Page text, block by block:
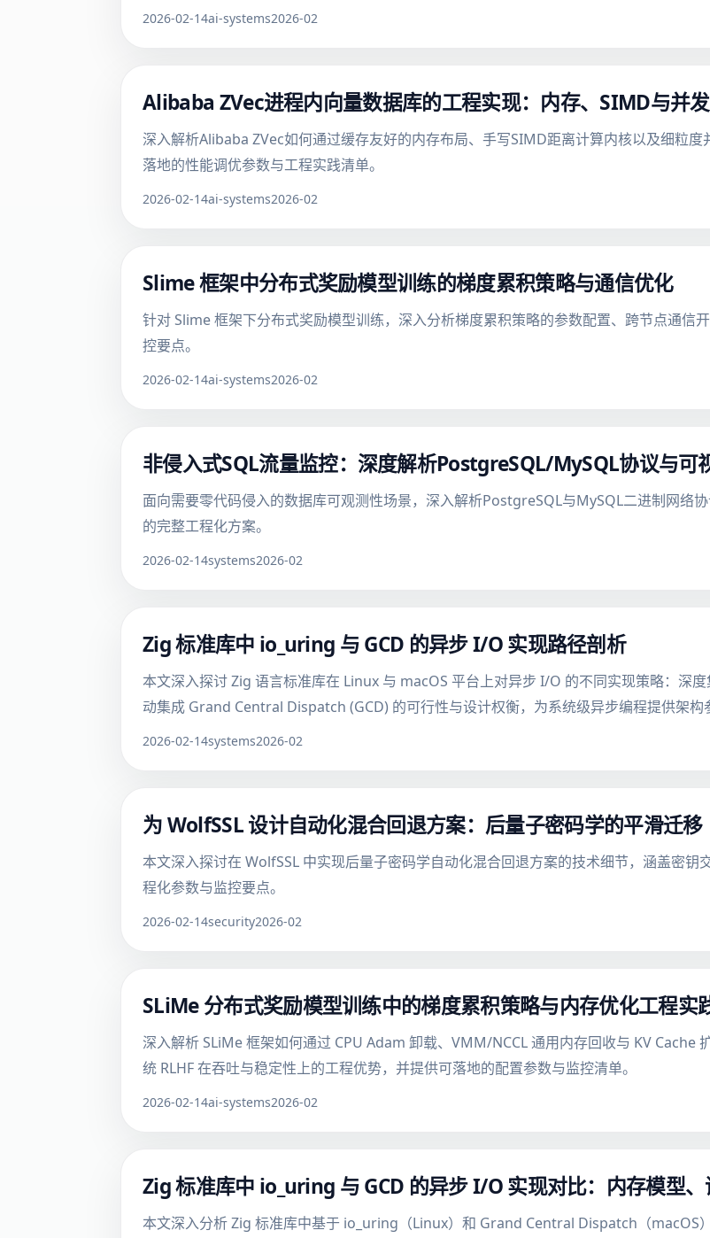
2026-02-14ai-systems2026-02
Alibaba ZVec进程内向量数据库的工程实现：内存、SIMD与并发
深入解析Alibaba ZVec如何通过缓存友好的内存布局、手写SIMD距离计算内核以及细粒
落地的性能调优参数与工程实践清单。
2026-02-14ai-systems2026-02
Slime 框架中分布式奖励模型训练的梯度累积策略与通信优化
针对 Slime 框架下分布式奖励模型训练，深入分析梯度累积策略的参数配置、跨节点通信
控要点。
2026-02-14ai-systems2026-02
非侵入式SQL流量监控：深度解析PostgreSQL/MySQL协议与可
面向需要零代码侵入的数据库可观测性场景，深入解析PostgreSQL与MySQL二进制网络
的完整工程化方案。
2026-02-14systems2026-02
Zig 标准库中 io_uring 与 GCD 的异步 I/O 实现路径剖析
本文深入探讨 Zig 语言标准库在 Linux 与 macOS 平台上对异步 I/O 的不同实现策略：深
动集成 Grand Central Dispatch (GCD) 的可行性与设计权衡，为系统级异步编程提供架构
2026-02-14systems2026-02
为 WolfSSL 设计自动化混合回退方案：后量子密码学的平滑迁移
本文深入探讨在 WolfSSL 中实现后量子密码学自动化混合回退方案的技术细节，涵盖密
程化参数与监控要点。
2026-02-14security2026-02
SLiMe 分布式奖励模型训练中的梯度累积策略与内存优化工程实
深入解析 SLiMe 框架如何通过 CPU Adam 卸载、VMM/NCCL 通用内存回收与 KV Cache
统 RLHF 在吞吐与稳定性上的工程优势，并提供可落地的配置参数与监控清单。
2026-02-14ai-systems2026-02
Zig 标准库中 io_uring 与 GCD 的异步 I/O 实现对比：内存模型
本文深入分析 Zig 标准库中基于 io_uring（Linux）和 Grand Central Dispatch（macOS